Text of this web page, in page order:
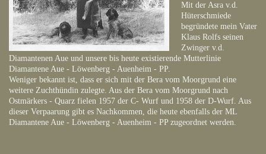
Mit der Asra v.d.
Hüterschmiede
begründete mein Vater
Klaus Rolfs seinen
Zwinger v.d.
Diamantenen Aue und unsere bis heute existierende Mutterlinie
Diamantene Aue - Löwenberg - Auenheim - PP.
Weniger bekannt ist, dass er sich mit der Bera vom Moorgrund eine
weitere Zuchthündin zulegte. Aus der Bera vom Moorgrund nach
Ostmärkers - Quarz fielen 1957 der C- Wurf und 1958 der D-Wurf. Aus
dieser Verpaarung gibt es Nachkommen, die heute ebenfalls der ML
Diamantene Aue - Löwenberg - Auenheim - PP zugeordnet werden.